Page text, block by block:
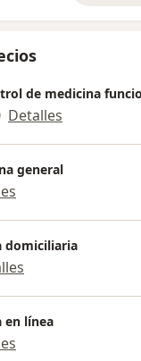
de medicina
Detalles
general
domiciliaria
en línea